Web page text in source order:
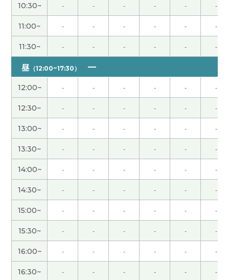
こちらこそありがとうございました。自分の発音
のどこを改善していけばいいのか、とてもよくわか
りました。早速、レッスンの時に先生にお願いし
て、チェックと直しをしてもらいました。頑張りま
す！あと、中国語の勉強が習慣化するように頑張り
ます！ありがとうございました。( 40代 女性 )
我把你介绍的中文课买的很快。 我每早学习那些的
中文课。 谢谢您。( 40代 男性 )
よいご報告が出来るよう、頑張ります！
質の高いアドバイスをいただき、ありがとうござい
ました。
きょつ先生、今日は本当にありがとうございまし
た。事前の確認ミス、申し訳ありませんでした。同
じ目線に立っていただける先生だと思います。とて
も嬉しかったです。ゆっくりとですが進んでみま
す。またお話し聞いてください！本当にありがとう
ございました！
10:30~ - - - - - -
11:00~ - - - - - -
11:30~ - - - - - -
昼 （12:00~17:30）
12:00~ - - - - - -
12:30~ - - - - - -
13:00~ - - - - - -
13:30~ - - - - - -
14:00~ - - - - - -
14:30~ - - - - - -
15:00~ - - - - - -
15:30~ - - - - - -
16:00~ - - - - - -
16:30~ - - - - - -